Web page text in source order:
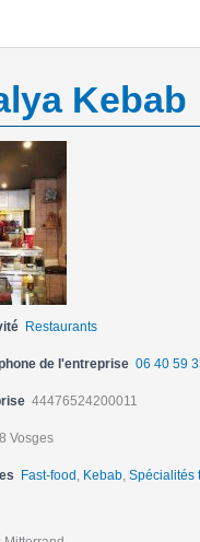
Kebab
Restaurants
de l'entreprise 06 40 59
44476524200011
Vosges
Fast-food , Kebab, Spécialités